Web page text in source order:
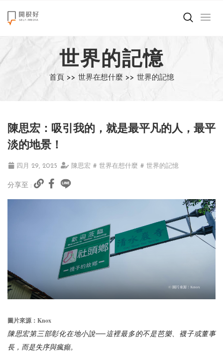
來點正能量
世界在想什麼
創造美好生活
職場商業經濟
影片專區
關於我們
世界的記憶
首頁 >> 世界在想什麼 >> 世界的記憶
陳思宏：吸引我的，就是最平凡的人，最平
淡的地景！
四月 29, 2025 陳思宏 # 世界在想什麼 # 世界的記憶
分享至 :
圖片來源： Knox
陳思宏第三部彰化在地小說──這裡最多的不是芭樂、襪子或董事
長，而是失序與瘋癲。